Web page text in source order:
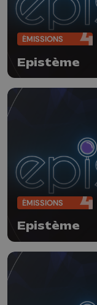
ÉMISSIONS
Epistème
ÉMISSIONS
Epistème